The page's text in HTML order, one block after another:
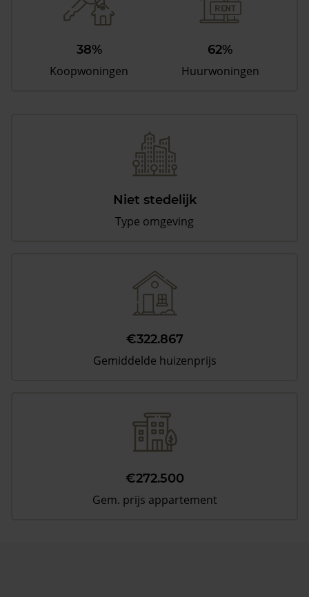
38%
Koopwoningen
62%
Huurwoningen
Niet stedelijk
Type omgeving
€322.867
Gemiddelde huizenprijs
€272.500
Gem. prijs appartement